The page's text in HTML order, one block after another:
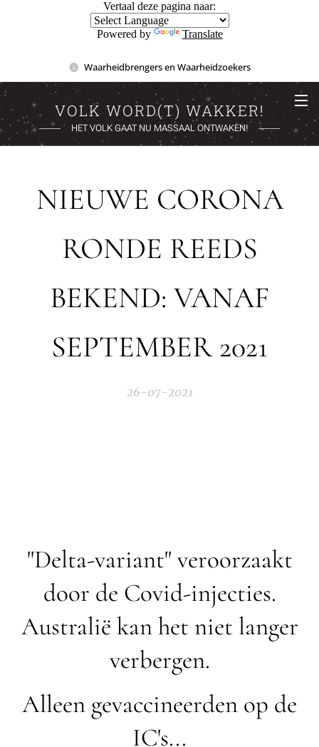
Vertaal deze pagina naar:
Powered by Translate
Waarheidbrengers en Waarheidzoekers
VOLK WORD(T) WAKKER!
HET VOLK GAAT NU MASSAAL ONTWAKEN!
NIEUWE CORONA
RONDE REEDS
BEKEND: VANAF
SEPTEMBER 2021
26-07-2021
"Delta-variant" veroorzaakt
door de Covid-injecties.
Australië kan het niet langer
verbergen.
Alleen gevaccineerden op de
IC's...